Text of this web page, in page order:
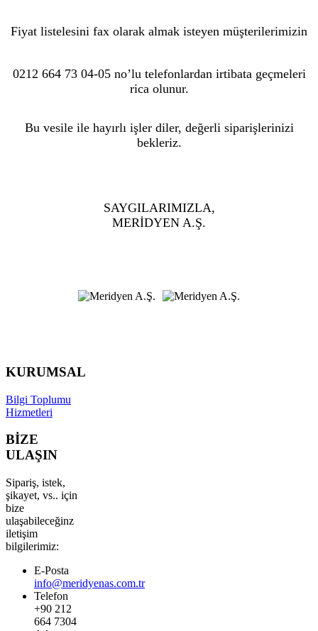
Fiyat listelesini fax olarak almak isteyen müşterilerimizin
0212 664 73 04-05 no’lu telefonlardan irtibata geçmeleri
rica olunur.
Bu vesile ile hayırlı işler diler, değerli siparişlerinizi
bekleriz.
SAYGILARIMIZLA,
MERİDYEN A.Ş.
KURUMSAL
Bilgi Toplumu
Hizmetleri
BİZE
ULAŞIN
Sipariş, istek,
şikayet, vs.. için
bize
ulaşabileceğinz
iletişim
bilgilerimiz:
E-Posta
info@meridyenas.com.tr
Telefon
+90 212
664 7304